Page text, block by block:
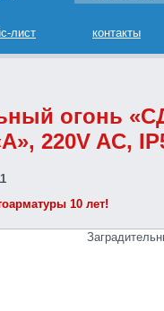
лист контакты
огонь
220V AC,
10 лет!